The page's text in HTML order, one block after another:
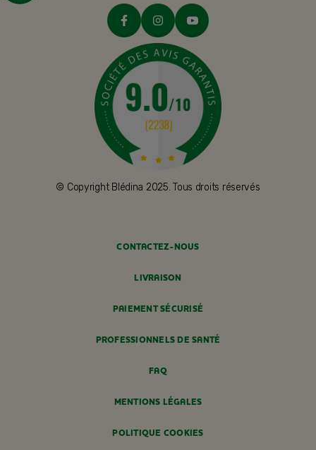
© Copyright Blédina 2025. Tous droits réservés
CONTACTEZ-NOUS
LIVRAISON
PAIEMENT SÉCURISÉ
PROFESSIONNELS DE SANTÉ
FAQ
MENTIONS LÉGALES
POLITIQUE COOKIES